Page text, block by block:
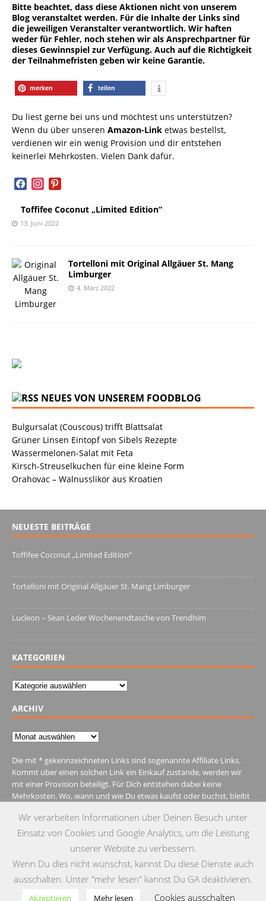
Bitte beachtet, dass diese Aktionen nicht von unserem
Blog veranstaltet werden. Für die Inhalte der Links sind
die jeweiligen Veranstalter verantwortlich. Wir haften
weder für Fehler, noch stehen wir als Ansprechpartner für
dieses Gewinnspiel zur Verfügung. Auch auf die Richtigkeit
der Teilnahmefristen geben wir keine Garantie.
merken teilen
Du liest gerne bei uns und möchtest uns unterstützen?
Wenn du über unseren Amazon-Link etwas bestellst,
verdienen wir ein wenig Provision und dir entstehen
keinerlei Mehrkosten. Vielen Dank dafür.
facebookinstagram
pinterest
Toffifee Coconut „Limited Edition“
13. Juni 2022
Tortelloni mit Original Allgäuer St. Mang
Limburger
4. März 2022
NEUES VON UNSEREM FOODBLOG
Bulgursalat (Couscous) trifft Blattsalat
Grüner Linsen Eintopf von Sibels Rezepte
Wassermelonen-Salat mit Feta
Kirsch-Streuselkuchen für eine kleine Form
Orahovac – Walnusslikör aus Kroatien
NEUESTE BEITRÄGE
Toffifee Coconut „Limited Edition“
Tortelloni mit Original Allgäuer St. Mang Limburger
Lucleon – Sean Leder Wochenendtasche von Trendhim
KATEGORIEN
Kategorien
ARCHIV
Archiv
Die mit * gekennzeichneten Links sind sogenannte Affiliate Links.
Kommt über einen solchen Link ein Einkauf zustande, werden wir
mit einer Provision beteiligt. Für Dich entstehen dabei keine
Mehrkosten. Wo, wann und wie Du etwas kaufst oder buchst, bleibt
© Copyright 2015 by Testgulasch
Wir verarbeiten Informationen über Deinen Besuch unter
Einsatz von Cookies und Google Analytics, um die Leistung
unserer Website zu verbessern.
Wenn Du dies nicht wünschst, kannst Du diese Dienste auch
ausschalten. Unter "mehr lesen" kannst Du GA deaktivieren.
Akzeptieren Mehr lesen Cookies ausschalten